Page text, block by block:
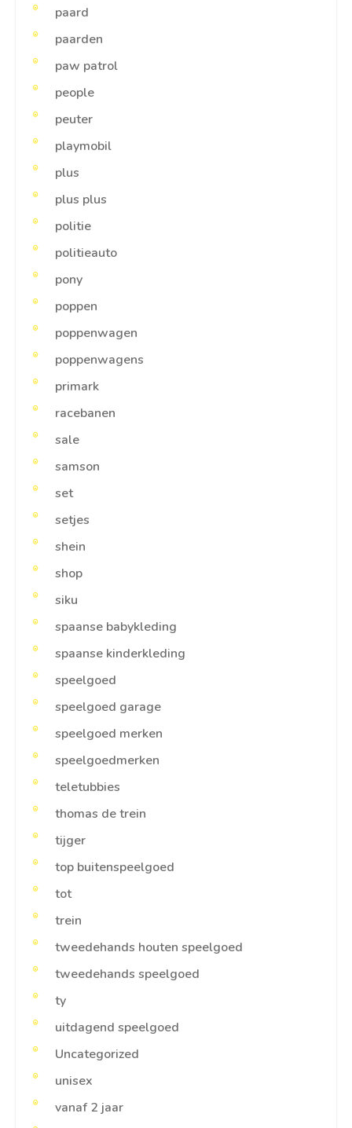
paard
paarden
paw patrol
people
peuter
playmobil
plus
plus plus
politie
politieauto
pony
poppen
poppenwagen
poppenwagens
primark
racebanen
sale
samson
set
setjes
shein
shop
siku
spaanse babykleding
spaanse kinderkleding
speelgoed
speelgoed garage
speelgoed merken
speelgoedmerken
teletubbies
thomas de trein
tijger
top buitenspeelgoed
tot
trein
tweedehands houten speelgoed
tweedehands speelgoed
ty
uitdagend speelgoed
Uncategorized
unisex
vanaf 2 jaar